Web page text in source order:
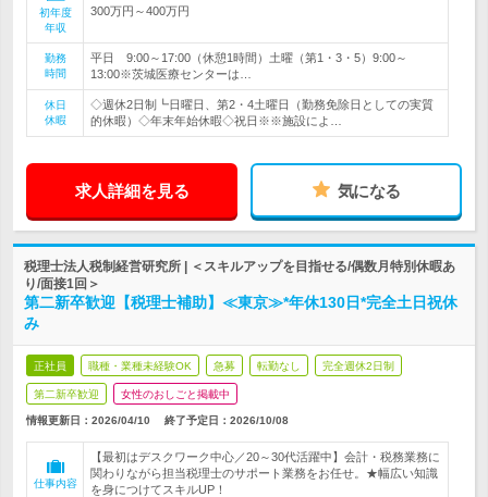
初年度
年収
300万円～400万円
勤務
時間
平日 9:00～17:00（休憩1時間）土曜（第1・3・5）9:00～
13:00※茨城医療センターは…
休日
休暇
◇週休2日制┗日曜日、第2・4土曜日（勤務免除日としての実質
的休暇）◇年末年始休暇◇祝日※※施設によ…
求人詳細を見る 気になる
税理士法人税制経営研究所 | ＜スキルアップを目指せる/偶数月特別休暇あ
り/面接1回＞
第二新卒歓迎【税理士補助】≪東京≫*年休130日*完全土日祝休
み
正社員 職種・業種未経験OK 急募 転勤なし 完全週休2日制
第二新卒歓迎 女性のおしごと掲載中
情報更新日：2026/04/10 終了予定日： 2026/10/08
仕事内容
【最初はデスクワーク中心／20～30代活躍中】会計・税務業務に
関わりながら担当税理士のサポート業務をお任せ。★幅広い知識
を身につけてスキルUP！